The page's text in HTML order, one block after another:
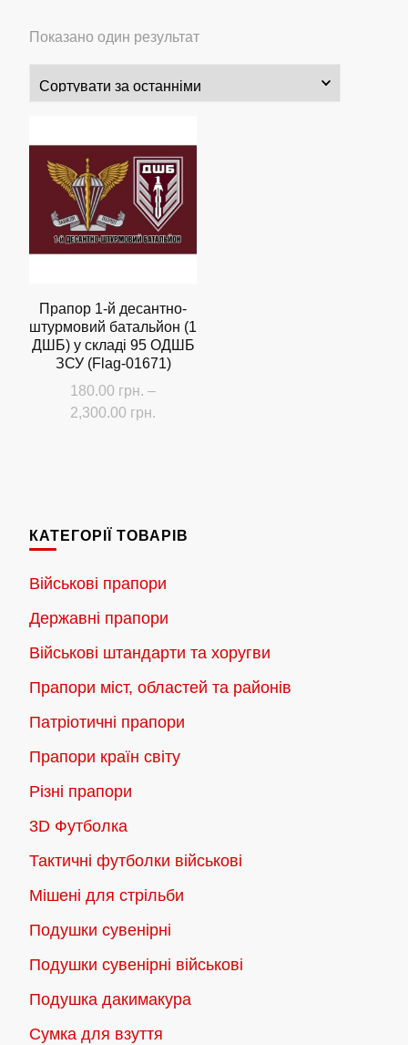
Показано один результат
Прапор 1-й десантно-
штурмовий батальйон (1
ДШБ) у складі 95 ОДШБ
ЗСУ (Flag-01671)
180.00 грн. –
2,300.00 грн.
варіантів.
можна
вибрати
на
товару
КАТЕГОРІЇ ТОВАРІВ
Військові прапори
Державні прапори
Військові штандарти та хоругви
Прапори міст, областей та районів
Патріотичні прапори
Прапори країн світу
Різні прапори
3D Футболка
Тактичні футболки військові
Мішені для стрільби
Подушки сувенірні
Подушки сувенірні військові
Подушка дакимакура
Сумка для взуття